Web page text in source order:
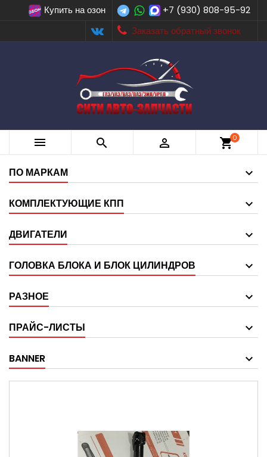
Купить на озон
+7 (930) 808-95-92
Заказать обратный звонок
   shopping_cart0
ПО МАРКАМ
КОМПЛЕКТУЮЩИЕ КПП
ДВИГАТЕЛИ
ГОЛОВКА БЛОКА И БЛОК ЦИЛИНДРОВ
РАЗНОЕ
ПРАЙС-ЛИСТЫ
BANNER